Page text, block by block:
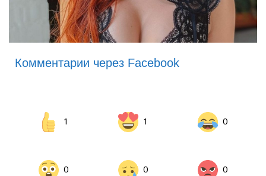
Комментарии через Facebook
1 1 0
0 0 0